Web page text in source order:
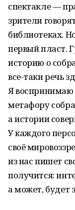
спектакле —
зрители
библиотеках.
первый пласт.
историю о
все-таки речь
Я воспринимаю
метафору
а истории
У каждого
своё
из нас пишет
получится:
а может, будет